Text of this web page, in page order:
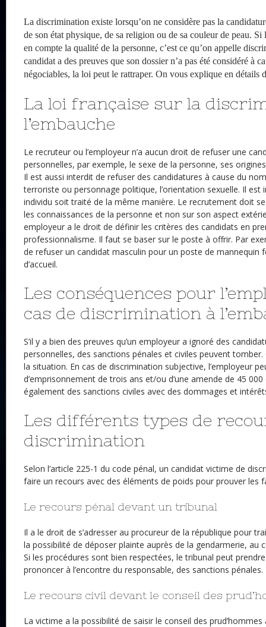
La discrimination existe lorsqu’on ne considère pas la
de son état physique, de sa religion ou de sa couleur de peau. Si
en compte la qualité de la personne, c’est ce qu’on appelle
candidat a des preuves que son dossier n’a pas été considéré à
négociables, la loi peut le rattraper. On vous explique en détails
La loi française sur la
l’embauche
Le recruteur ou l’employeur n’a aucun droit de refuser une
personnelles, par exemple, le sexe de la personne, ses
Il est aussi interdit de refuser des candidatures à cause du
terroriste ou personnage politique, l’orientation sexuelle. Il est
individu soit traité de la même manière. Le recrutement doit
les connaissances de la personne et non sur son aspect
employeur a le droit de définir les critères des candidats en
professionnalisme. Il faut se baser sur le poste à offrir. Par
de refuser un candidat masculin pour un poste de mannequin
d’accueil.
Les conséquences pour
cas de discrimination à
S’il y a bien des preuves qu’un employeur a ignoré des
personnelles, des sanctions pénales et civiles peuvent tomber.
la situation. En cas de discrimination subjective, l’employeur
d’emprisonnement de trois ans et/ou d’une amende de 45
également des sanctions civiles avec des dommages et
Les différents types de
discrimination
Selon l’article 225-1 du code pénal, un candidat victime de
faire un recours avec des éléments de poids pour prouver les
Le recours pénal devant un tribunal
Il a le droit de s’adresser au procureur de la république pour
la possibilité de déposer plainte auprès de la gendarmerie, au
Si les procédures sont bien respectées, le tribunal peut
prononcer à l’encontre du responsable, des sanctions pénales.
Le recours civil devant le conseil des
La victime a la possibilité de saisir le conseil des prud’hommes